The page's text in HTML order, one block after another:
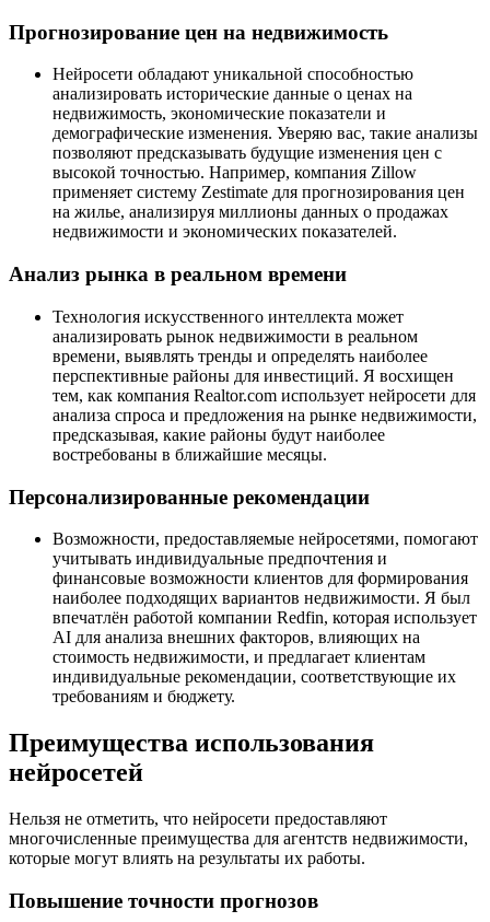
Прогнозирование цен на недвижимость
Нейросети обладают уникальной способностью
анализировать исторические данные о ценах на
недвижимость, экономические показатели и
демографические изменения. Уверяю вас, такие анализы
позволяют предсказывать будущие изменения цен с
высокой точностью. Например, компания Zillow
применяет систему Zestimate для прогнозирования цен
на жилье, анализируя миллионы данных о продажах
недвижимости и экономических показателей.
Анализ рынка в реальном времени
Технология искусственного интеллекта может
анализировать рынок недвижимости в реальном
времени, выявлять тренды и определять наиболее
перспективные районы для инвестиций. Я восхищен
тем, как компания Realtor.com использует нейросети для
анализа спроса и предложения на рынке недвижимости,
предсказывая, какие районы будут наиболее
востребованы в ближайшие месяцы.
Персонализированные рекомендации
Возможности, предоставляемые нейросетями, помогают
учитывать индивидуальные предпочтения и
финансовые возможности клиентов для формирования
наиболее подходящих вариантов недвижимости. Я был
впечатлён работой компании Redfin, которая использует
AI для анализа внешних факторов, влияющих на
стоимость недвижимости, и предлагает клиентам
индивидуальные рекомендации, соответствующие их
требованиям и бюджету.
Преимущества использования
нейросетей
Нельзя не отметить, что нейросети предоставляют
многочисленные преимущества для агентств недвижимости,
которые могут влиять на результаты их работы.
Повышение точности прогнозов